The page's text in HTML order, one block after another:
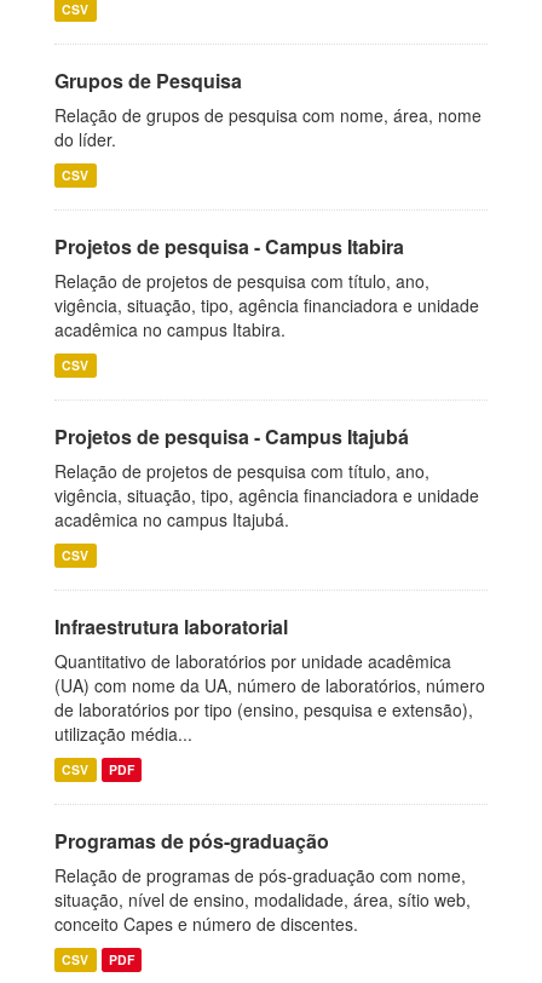
CSV
Grupos de Pesquisa
Relação de grupos de pesquisa com nome, área, nome
do líder.
CSV
Projetos de pesquisa - Campus Itabira
Relação de projetos de pesquisa com título, ano,
vigência, situação, tipo, agência financiadora e unidade
acadêmica no campus Itabira.
CSV
Projetos de pesquisa - Campus Itajubá
Relação de projetos de pesquisa com título, ano,
vigência, situação, tipo, agência financiadora e unidade
acadêmica no campus Itajubá.
CSV
Infraestrutura laboratorial
Quantitativo de laboratórios por unidade acadêmica
(UA) com nome da UA, número de laboratórios, número
de laboratórios por tipo (ensino, pesquisa e extensão),
utilização média...
CSV PDF
Programas de pós-graduação
Relação de programas de pós-graduação com nome,
situação, nível de ensino, modalidade, área, sítio web,
conceito Capes e número de discentes.
CSV PDF